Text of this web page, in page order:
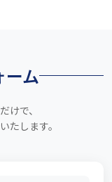
ム
けで、
たします。